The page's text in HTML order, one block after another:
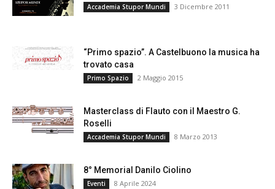
Accademia Stupor Mundi 3 Dicembre 2011
“Primo spazio”. A Castelbuono la musica ha
trovato casa
Primo Spazio 2 Maggio 2015
Masterclass di Flauto con il Maestro G.
Roselli
Accademia Stupor Mundi 8 Marzo 2013
8° Memorial Danilo Ciolino
Eventi 8 Aprile 2024